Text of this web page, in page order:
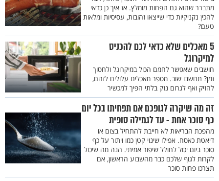
מתברר שהוא גם הפחות מומלץ. אז איך כן כדאי
להכין נקניקיות כדי שייצאו זהובות, עסיסיות ומלאות
טעם?
5 מאכלים שלא כדאי לכם להכניס
למיקרוגל
חושבים שאפשר לחמם הכול במיקרוגל ולחסוך
זמן? תחשבו שוב. מספר מאכלים עלולים לזהם,
להזיק ואף לגרום נזק בלתי הפיך למכשיר
זה מה שיקרה לגופכם אם תפחיתו בכל יום
כף סוכר אחת - עד לגמילה סופית
מהפכת הבריאות לא חייבת להתחיל בצום או
דיאטת כאסח. אפילו שינוי קטן כמו ויתור על כף
סוכר ביום יכול לחולל שיפור אמיתי. הנה מה שיכול
לקרות לגוף שלכם כבר מהשבוע הראשון, אם
תצרכו פחות סוכר